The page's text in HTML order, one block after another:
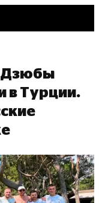
Дзюбы
в Турции.